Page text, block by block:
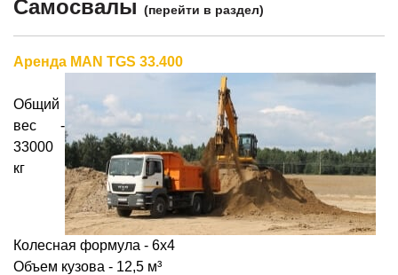
Самосвалы (перейти в раздел)
Аренда MAN TGS 33.400
Общий
вес -
33000
кг
Колесная формула - 6х4
Объем кузова - 12,5 м³